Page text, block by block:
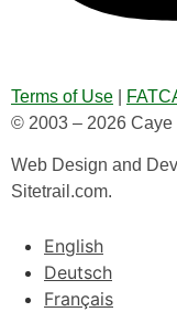
Terms of Use
© 2003 – 2026 Caye
Web Design and
Sitetrail.com.
English
Deutsch
Français